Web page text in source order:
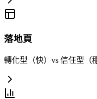
落地頁
轉化型（快）vs 信任型（